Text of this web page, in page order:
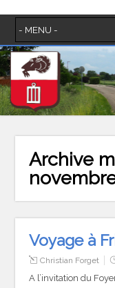
Archive
Voyage à
Christian Forget
A l’invitation du